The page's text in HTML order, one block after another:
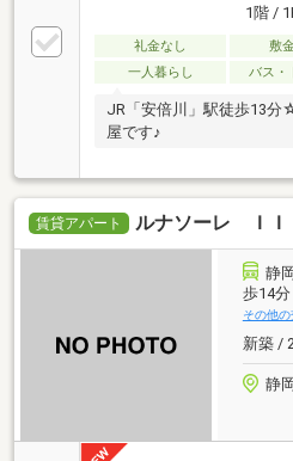
1階 /
礼金なし 敷
一人暮らし
バス・
JR「安倍川」駅徒歩13
屋です♪
賃貸アパート ルナソーレ ＩＩ
静
歩14分
その他の
新築 /
静